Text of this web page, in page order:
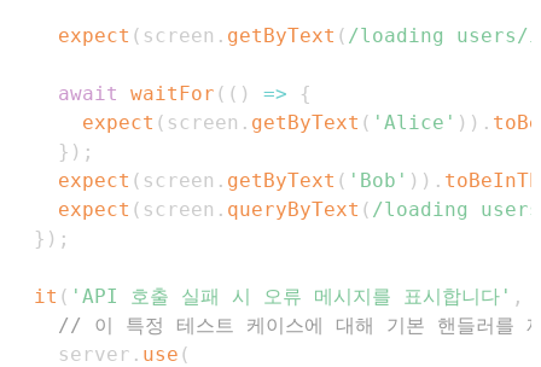
expect ( screen . getByText ( /loading users /
await waitFor ( ( ) =>
{
expect ( screen . getByText ( 'Alice' ) ) .
} ) ;
expect ( screen . getByText ( 'Bob' ) ) .
expect ( screen . queryByText ( /loading users
} ) ;
it ( 'API 호출 실패 시 오류 메시지를 표시합니다' ,
// 이 특정 테스트 케이스에 대해 기본 핸들러를
    server
. use (